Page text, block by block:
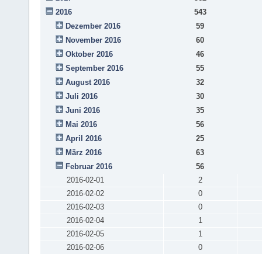
2016
543
Dezember 2016
59
November 2016
60
Oktober 2016
46
September 2016
55
August 2016
32
Juli 2016
30
Juni 2016
35
Mai 2016
56
April 2016
25
März 2016
63
Februar 2016
56
2016-02-01
2
2016-02-02
0
2016-02-03
0
2016-02-04
1
2016-02-05
1
2016-02-06
0